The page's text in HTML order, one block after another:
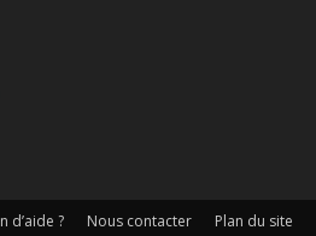
d’aide ? Nous contacter Plan du site